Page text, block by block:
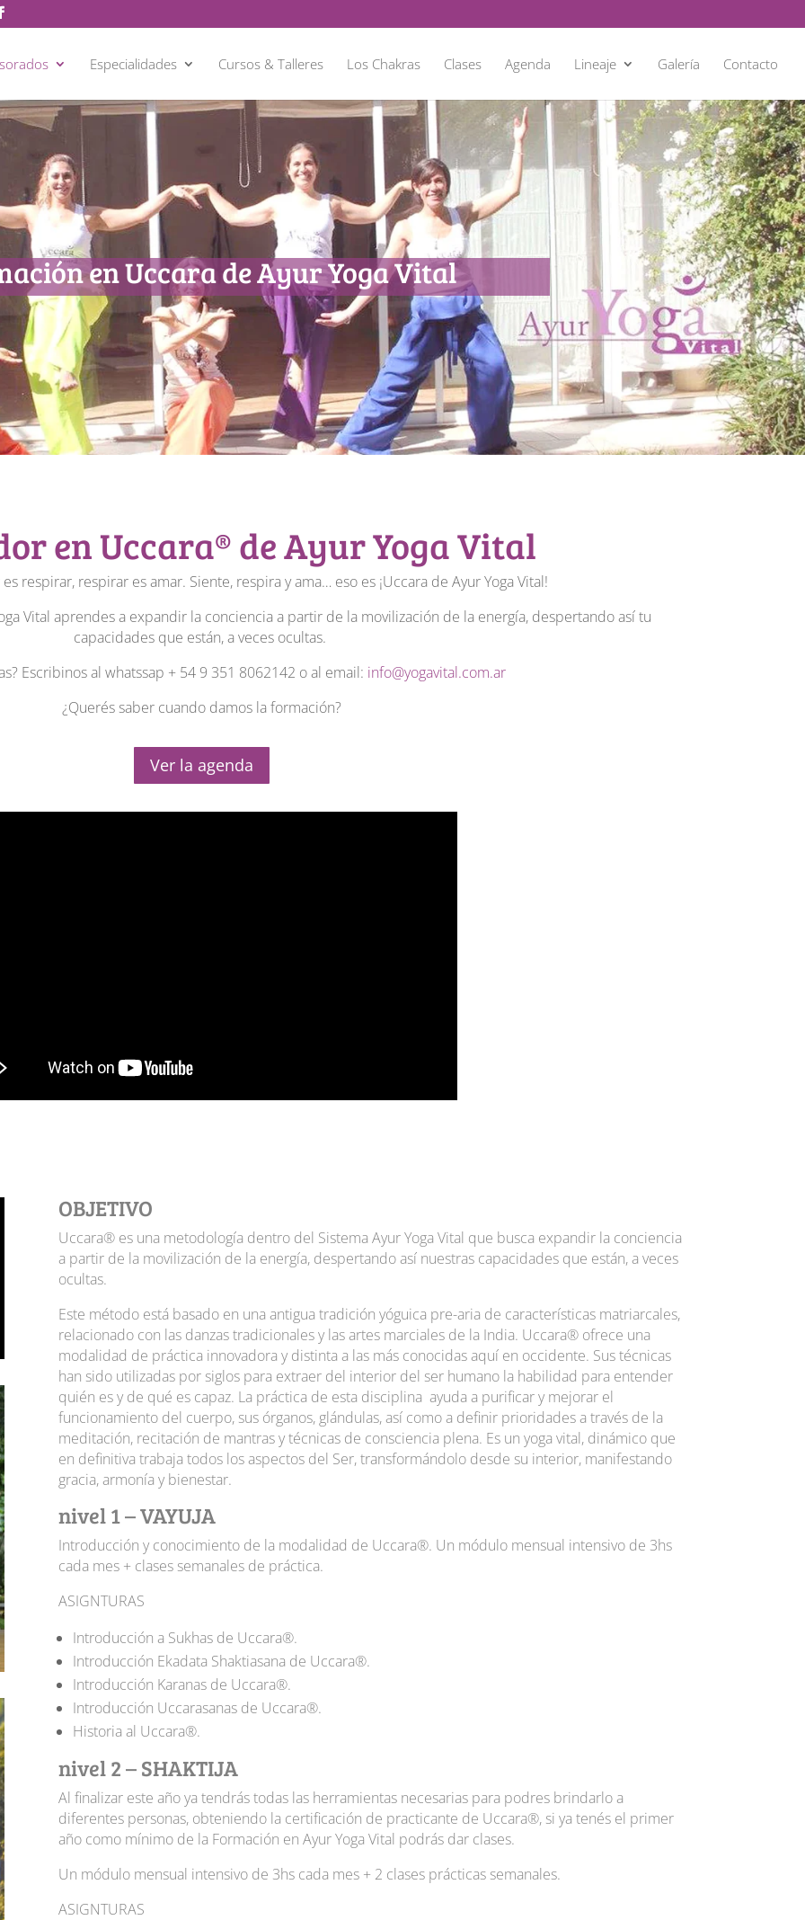
Especialidades Cursos & Talleres Los Chakras Clases Agenda Lineaje Galería Contacto
en Uccara de Ayur Yoga Vital
en Uccara® de Ayur Yoga Vital
respirar, respirar es amar. Siente, respira y ama… eso es ¡Uccara de Ayur Yoga Vital!
Vital aprendes a expandir la conciencia a partir de la movilización de la energía, despertando así tu
capacidades que están, a veces ocultas.
Escribinos al whatssap + 54 9 351 8062142 o al email: info@yogavital.com.ar
¿Querés saber cuando damos la formación?
Ver la agenda
OBJETIVO
Uccara® es una metodología dentro del Sistema Ayur Yoga Vital que busca expandir la conciencia
a partir de la movilización de la energía, despertando así nuestras capacidades que están, a veces
ocultas.
Este método está basado en una antigua tradición yóguica pre-aria de características matriarcales,
relacionado con las danzas tradicionales y las artes marciales de la India. Uccara® ofrece una
modalidad de práctica innovadora y distinta a las más conocidas aquí en occidente. Sus técnicas
han sido utilizadas por siglos para extraer del interior del ser humano la habilidad para entender
quién es y de qué es capaz. La práctica de esta disciplina ayuda a purificar y mejorar el
funcionamiento del cuerpo, sus órganos, glándulas, así como a definir prioridades a través de la
meditación, recitación de mantras y técnicas de consciencia plena. Es un yoga vital, dinámico que
en definitiva trabaja todos los aspectos del Ser, transformándolo desde su interior, manifestando
gracia, armonía y bienestar.
nivel 1 – VAYUJA
Introducción y conocimiento de la modalidad de Uccara®. Un módulo mensual intensivo de 3hs
cada mes + clases semanales de práctica.
ASIGNTURAS
Introducción a Sukhas de Uccara®.
Introducción Ekadata Shaktiasana de Uccara®.
Introducción Karanas de Uccara®.
Introducción Uccarasanas de Uccara®.
Historia al Uccara®.
nivel 2 – SHAKTIJA
Al finalizar este año ya tendrás todas las herramientas necesarias para podres brindarlo a
diferentes personas, obteniendo la certificación de practicante de Uccara®, si ya tenés el primer
año como mínimo de la Formación en Ayur Yoga Vital podrás dar clases.
Un módulo mensual intensivo de 3hs cada mes + 2 clases prácticas semanales.
ASIGNTURAS